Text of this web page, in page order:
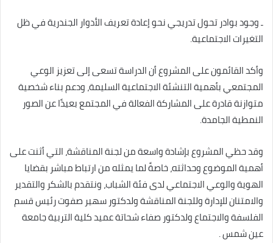
ـ وجود بوادر تحول تدريجي نحو إعادة تعريف الأدوار الجندرية في ظل
التغيرات الاجتماعية.
وأكد القائمون على المشروع أن الدراسة تسعى إلى تعزيز الوعي
المجتمعي بأهمية التنشئة الاجتماعية السليمة، ودعم بناء شخصية
متوازنة قادرة على المشاركة الفعالة في المجتمع بعيدًا عن الصور
النمطية الجامدة.
وقد حظي المشروع بإشادة واسعة من لجنة المناقشة، التي أثنت على
أهمية الموضوع وحداثته، خاصةً لما يمثله من ارتباط مباشر بقضايا
الهوية والوعي الاجتماعي لدى فئة الشباب، ونتقدم بالشكر والتقدير
والامتنان للإدارة وللجنة المناقشة ولدكتور سهير صفوت رئيس قسم
الفلسفة والاجتماع ولدكتور صفاء شحاتة عميد كلية التربية جامعة
عين شمس .